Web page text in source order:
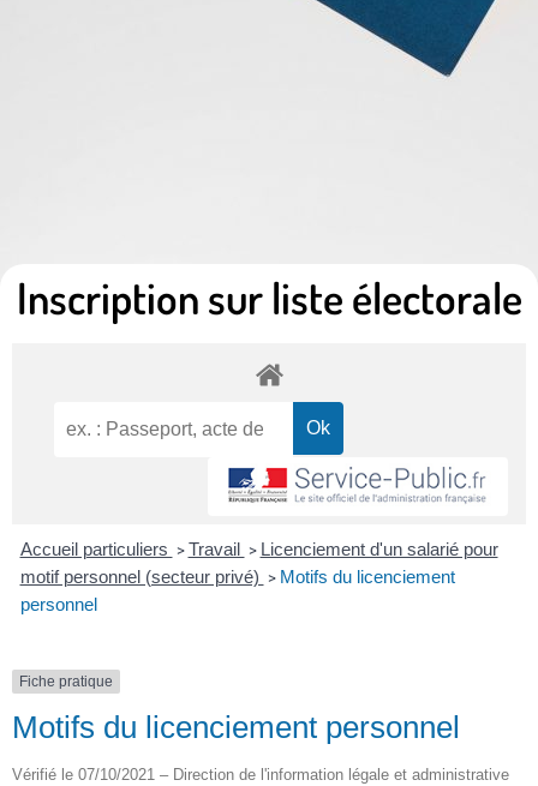
Inscription sur liste électorale
Accueil particuliers > Travail > Licenciement d'un salarié pour
motif personnel (secteur privé) > Motifs du licenciement
personnel
Fiche pratique
Motifs du licenciement personnel
Vérifié le 07/10/2021 – Direction de l'information légale et administrative